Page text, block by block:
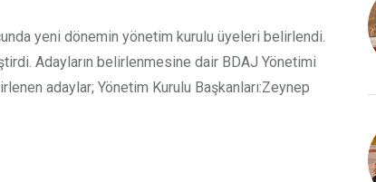
yeni dönemin yönetim kurulu üyeleri belirlendi.
Adayların belirlenmesine dair BDAJ Yönetimi
adaylar; Yönetim Kurulu Başkanları:Zeynep